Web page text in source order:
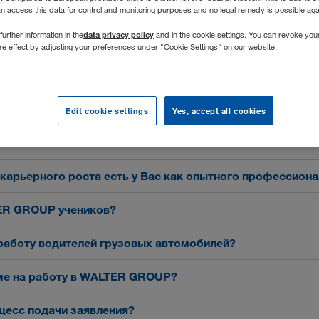
вопросы и ответы
роста есть у меня как у выпускника/
роста есть у Вас как опытного
GROUP учеников?
водителей грузовых автомобилей?
на работу в WALTER GROUP?
подачи заявления?
access this data for control and monitoring purposes and no legal remedy is possible
information in thedata privacy policy and in the cookie settings. You can revoke
effect by adjusting your preferences under "Cookie Settings" on our website.
Edit cookie settings Yes, accept all cookies